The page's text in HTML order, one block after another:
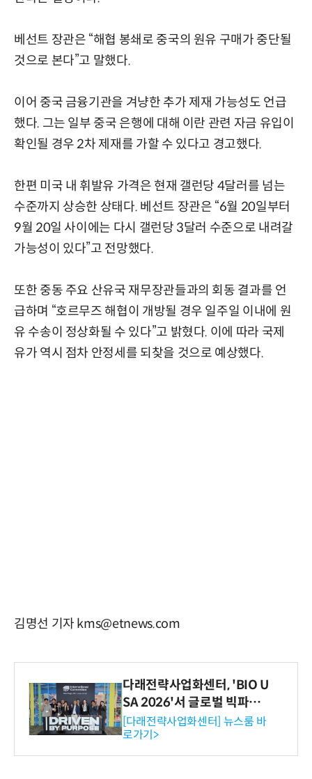
베선트 장관은 “해협 봉쇄로 중국의 원유 구매가 중단될
것으로 본다”고 말했다.
이어 중국 금융기관을 겨냥한 추가 제재 가능성도 언급
했다. 그는 일부 중국 은행에 대해 이란 관련 자금 유입이
확인될 경우 2차 제재를 가할 수 있다고 경고했다.
한편 미국 내 휘발유 가격은 현재 갤런당 4달러를 넘는
수준까지 상승한 상태다. 베선트 장관은 “6월 20일부터
9월 20일 사이에는 다시 갤런당 3달러 수준으로 내려갈
가능성이 있다”고 전망했다.
또한 중동 주요 산유국 재무장관들과의 회동 결과를 언
급하며 “호르무즈 해협이 개방될 경우 일주일 이내에 원
유 수송이 정상화될 수 있다”고 밝혔다. 이에 따라 국제
유가 역시 점차 안정세를 되찾을 것으로 예상했다.
김명선 기자 kms@etnews.com
다래전략사업화센터, 'BIO U
SA 2026'서 글로벌 빅파마
와의 비즈니스 미팅 지원…K
-바이오 해외 진출 교두보 확
보
[다래전략사업화센터] 뉴스룸 바
로가기>